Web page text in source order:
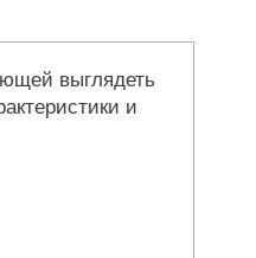
выглядеть
и